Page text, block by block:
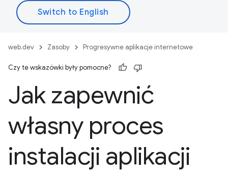
web.dev Zasoby Progresywne aplikacje internetowe
Czy te wskazówki były pomocne?
Jak zapewnić
własny proces
instalacji aplikacji